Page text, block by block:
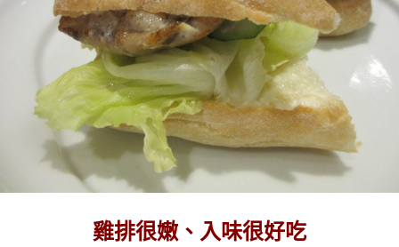
雞排很嫩、入味很好吃